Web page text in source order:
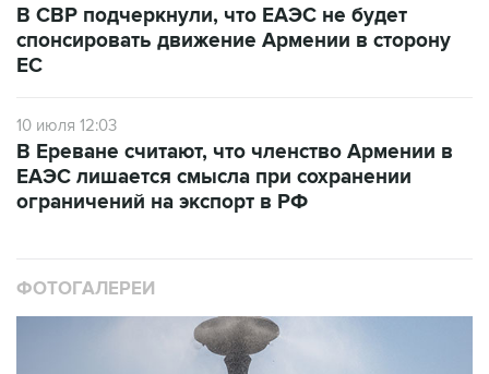
В СВР подчеркнули, что ЕАЭС не будет
спонсировать движение Армении в сторону
ЕС
10 июля 12:03
В Ереване считают, что членство Армении в
ЕАЭС лишается смысла при сохранении
ограничений на экспорт в РФ
ФОТОГАЛЕРЕИ